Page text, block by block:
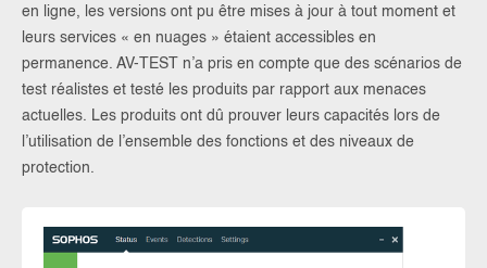
en ligne, les versions ont pu être mises à jour à tout moment et
leurs services « en nuages » étaient accessibles en
permanence. AV-TEST n’a pris en compte que des scénarios de
test réalistes et testé les produits par rapport aux menaces
actuelles. Les produits ont dû prouver leurs capacités lors de
l’utilisation de l’ensemble des fonctions et des niveaux de
protection.